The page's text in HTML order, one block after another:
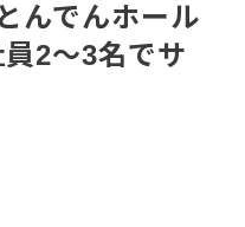
んでんホール
2〜3名でサ